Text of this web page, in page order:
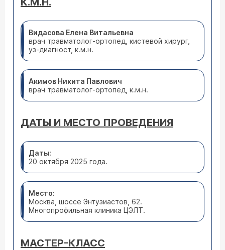
Видасова Елена Витальевна
врач травматолог-ортопед, кистевой хирург,
уз-диагност, к.м.н.
Акимов Никита Павлович
врач травматолог-ортопед, к.м.н.
ДАТЫ И МЕСТО ПРОВЕДЕНИЯ
Даты:
20 октября 2025 года.
Место:
Москва, шоссе Энтузиастов, 62.
Многопрофильная клиника ЦЭЛТ.
МАСТЕР-КЛАСС